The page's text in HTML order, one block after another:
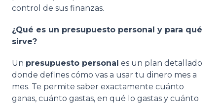
control de sus finanzas.
¿Qué es un presupuesto personal y para qué
sirve?
Un presupuesto personal es un plan detallado
donde defines cómo vas a usar tu dinero mes a
mes. Te permite saber exactamente cuánto
ganas, cuánto gastas, en qué lo gastas y cuánto